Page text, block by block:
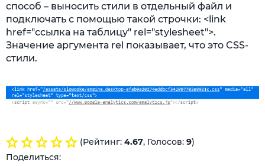
способ – выносить стили в отдельный файл и
подключать с помощью такой строчки: <link
href="ссылка на таблицу" rel="stylesheet">.
Значение аргумента rel показывает, что это CSS-
стили.
(Рейтинг: 4.67, Голосов: 9)
Поделиться: